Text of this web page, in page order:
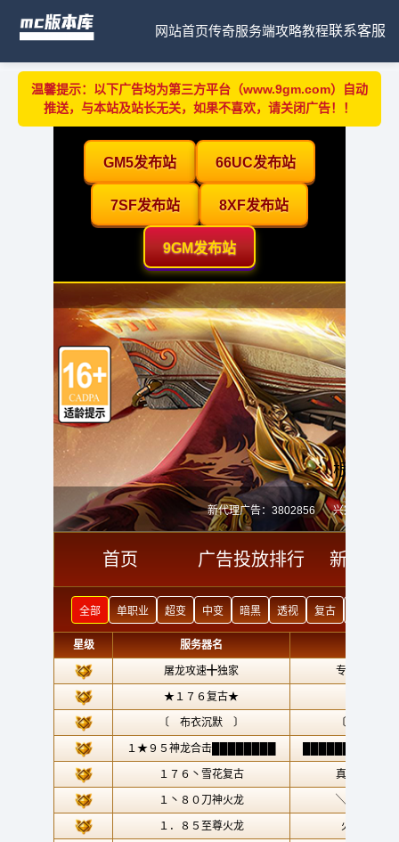
网站首页传奇服务端攻略教程联系客服
温馨提示：以下广告均为第三方平台（www.9gm.com）自动
推送，与本站及站长无关，如果不喜欢，请关闭广告！！